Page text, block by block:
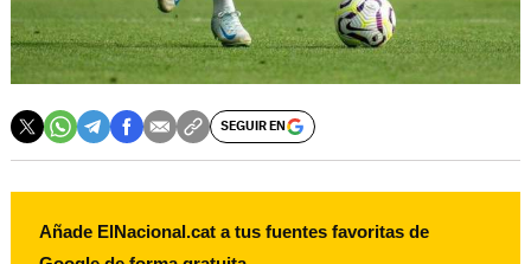
SEGUIR EN
Añade ElNacional.cat a tus fuentes favoritas de